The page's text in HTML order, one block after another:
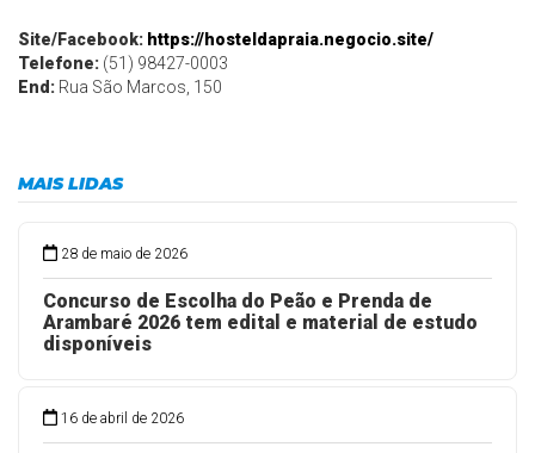
Site/Facebook: https://hosteldapraia.negocio.site/
Telefone: (51) 98427-0003
End: Rua São Marcos, 150
MAIS LIDAS
28 de maio de 2026
Concurso de Escolha do Peão e Prenda de
Arambaré 2026 tem edital e material de estudo
disponíveis
16 de abril de 2026